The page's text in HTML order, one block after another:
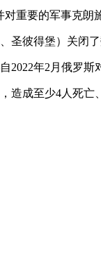
重要的军事克朗
圣彼得堡）关闭了
年2月俄罗斯
造成至少4人死亡